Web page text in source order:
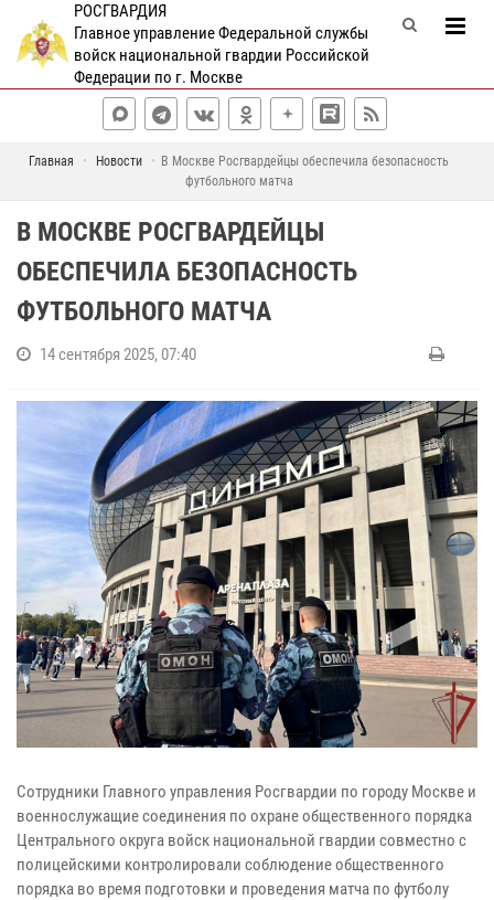
РОСГВАРДИЯ
Главное управление Федеральной службы
войск национальной гвардии Российской
Федерации по г. Москве
Главная Новости
В Москве Росгвардейцы обеспечила безопасность
футбольного матча
В МОСКВЕ РОСГВАРДЕЙЦЫ
ОБЕСПЕЧИЛА БЕЗОПАСНОСТЬ
ФУТБОЛЬНОГО МАТЧА
14 сентября 2025, 07:40
Сотрудники Главного управления Росгвардии по городу Москве и
военнослужащие соединения по охране общественного порядка
Центрального округа войск национальной гвардии совместно с
полицейскими контролировали соблюдение общественного
порядка во время подготовки и проведения матча по футболу